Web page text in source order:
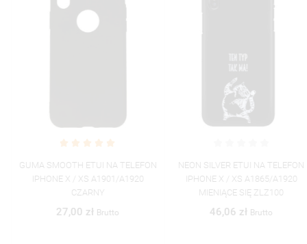
GUMA SMOOTH ETUI NA TELEFON
IPHONE X / XS A1901/A1920
CZARNY
27,00 zł Brutto
NEON SILVER ETUI NA TELEFON
IPHONE X / XS A1865/A1920
MIENIĄCE SIĘ ZLZ100
46,06 zł Brutto